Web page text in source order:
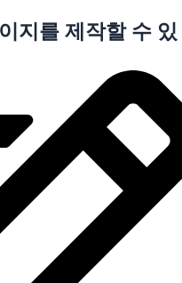
지를 제작할 수 있